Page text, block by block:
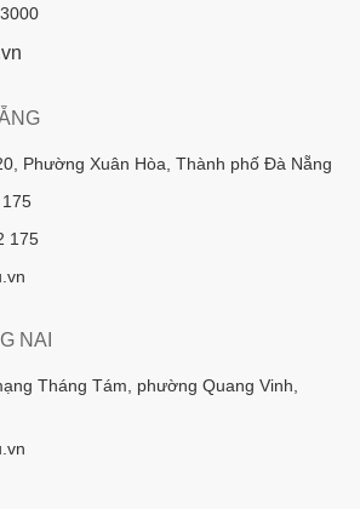
Phường Xuân Hòa, Thành phố Đà Nẵng
175
NAI
Tháng Tám, phường Quang Vinh,